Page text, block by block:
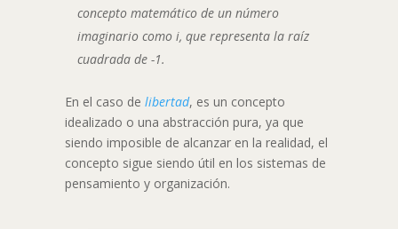
concepto matemático de un número
imaginario como i, que representa la raíz
cuadrada de -1.
En el caso de libertad, es un concepto
idealizado o una abstracción pura, ya que
siendo imposible de alcanzar en la realidad, el
concepto sigue siendo útil en los sistemas de
pensamiento y organización.